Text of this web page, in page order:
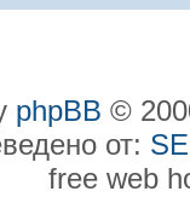
phpBB ©
от:
free web